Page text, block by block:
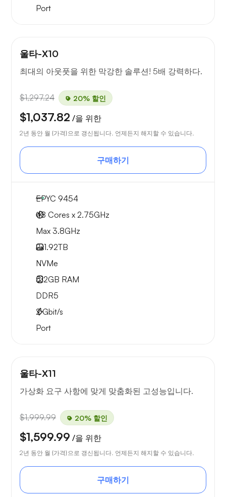
Port
울타-X10
최대의 아웃풋을 위한 막강한 솔루션! 5배 강력하다.
$1,297.24 20% 할인
$1,037.82 /을 위한
2년 동안 월 {가격}으로 갱신됩니다. 언제든지 해지할 수 있습니다.
구매하기
EPYC 9454
48 Cores x 2.75GHz
Max 3.8GHz
2x1.92TB
NVMe
512GB RAM
DDR5
2Gbit/s
Port
울타-X11
가상화 요구 사항에 맞게 맞춤화된 고성능입니다.
$1,999.99 20% 할인
$1,599.99 /을 위한
2년 동안 월 {가격}으로 갱신됩니다. 언제든지 해지할 수 있습니다.
구매하기